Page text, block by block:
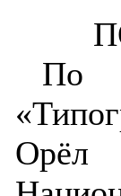
По
Орёл